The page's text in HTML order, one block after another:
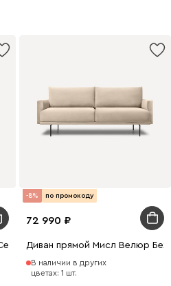
-8% по промокоду
72 990
Диван прямой Мисл Велюр
В наличии в других
цветах: 1 шт.